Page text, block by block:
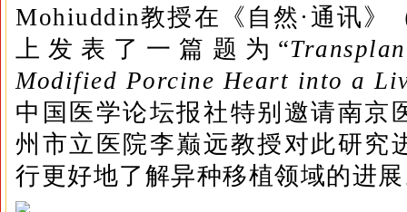
Mohiuddin教授在《自然·通讯》
上发表了一篇题为“
Modified Porcine Heart into a
中国医学论坛报社特别邀请南京
州市立医院李巅远教授对此研究
行更好地了解异种移植领域的进